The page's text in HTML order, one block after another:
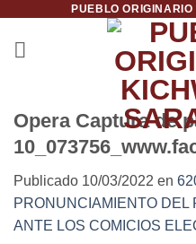
contenido
PUEBLO
Opera Captura de
Publicado 10/03/2022 en
PRONUNCIAMIENTO DEL
ANTE LOS COMICIOS